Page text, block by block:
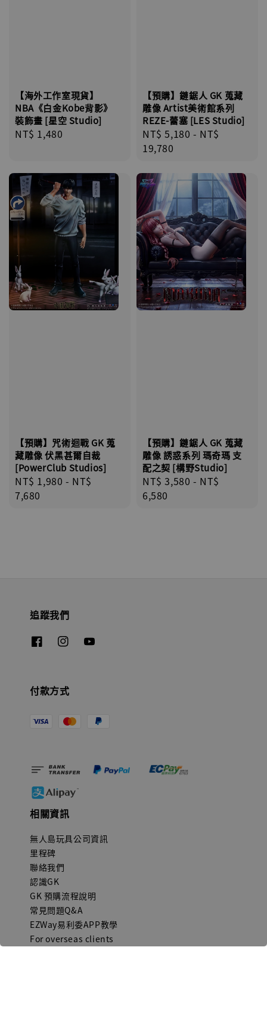
【海外工作室現貨】
NBA《白金Kobe背影》
裝飾畫 [星空 Studio]
Regular
NT$ 1,480
【預購】鏈鋸人 GK 蒐藏
雕像 Artist美術館系列
REZE-蕾塞 [LES Studio]
Regular
price
NT$ 5,180 - NT$
19,780
【預購】咒術迴戰 GK 蒐
藏雕像 伏黑甚爾自裁
[PowerClub Studios]
Regular
price
NT$ 1,980 - NT$
7,680
【預購】鏈鋸人 GK 蒐藏
雕像 誘惑系列 瑪奇瑪 支
配之契 [構野Studio]
Regular
price
NT$ 3,580 - NT$
6,580
追蹤我們
付款方式
相關資訊
無人島玩具公司資訊
里程碑
聯絡我們
認識GK
GK 預購流程說明
常見問題Q&A
EZWay易利委APP教學
For overseas clients